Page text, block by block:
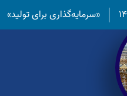
«سرمایه‌گذاری برای تولید»